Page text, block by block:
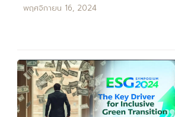
พฤศจิกายน 16, 2024